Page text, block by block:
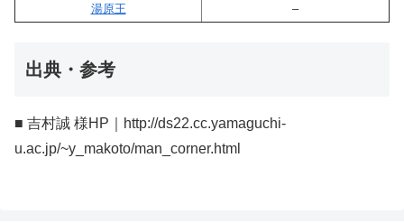
湯原王
–
出典・参考
■ 吉村誠 様HP｜http://ds22.cc.yamaguchi-
u.ac.jp/~y_makoto/man_corner.html